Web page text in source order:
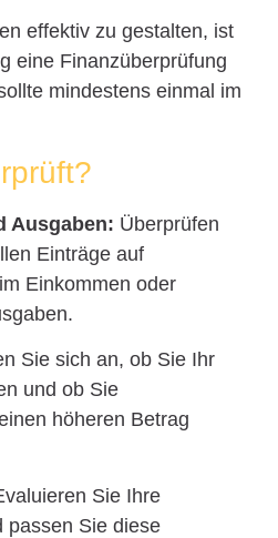
effektiv zu gestalten, ist
eine Finanzüberprüfung
mindestens einmal im
Ausgaben: Überprüfen
Einträge auf
Einkommen oder
Sie sich an, ob Sie Ihr
und ob Sie
höheren Betrag
Sie Ihre
passen Sie diese